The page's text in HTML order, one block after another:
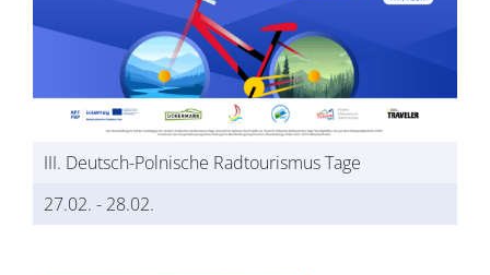
III. Deutsch-Polnische Radtourismus Tage
27.02. - 28.02.